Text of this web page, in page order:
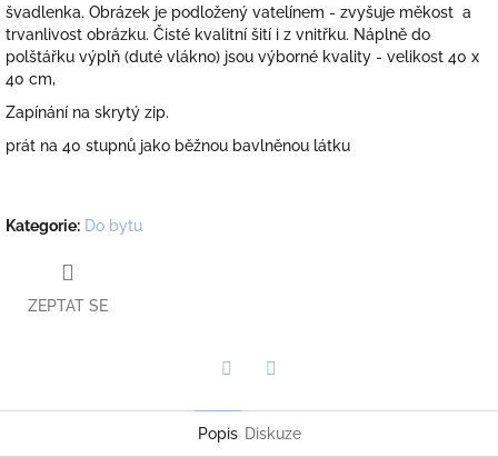
švadlenka. Obrázek je podložený vatelínem - zvyšuje měkost a
trvanlivost obrázku. Čisté kvalitní šití i z vnitřku. Náplně do
polštářku výplň (duté vlákno) jsou výborné kvality - velikost 40 x
40 cm,
Zapínání na skrytý zip.
prát na 40 stupnů jako běžnou bavlněnou látku
Kategorie: Do bytu
ZEPTAT SE
Popis Diskuze